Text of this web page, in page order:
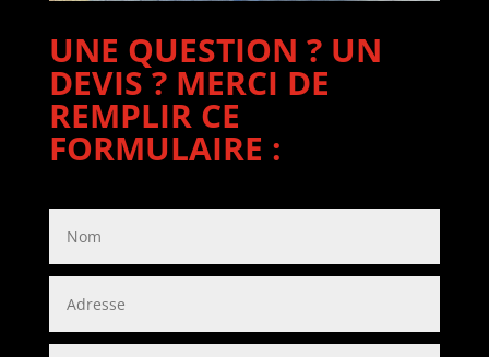
UNE QUESTION ? UN
DEVIS ? MERCI DE
REMPLIR CE
FORMULAIRE :